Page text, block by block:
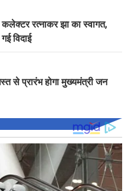
रत्नाकर झा का स्वागत,
विदाई
से प्रारंभ होगा मुख्यमंत्री जन